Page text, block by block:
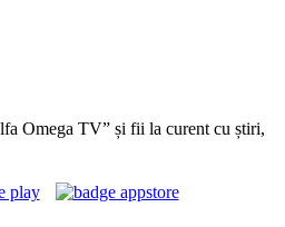
Omega TV” și fii la curent cu știri,